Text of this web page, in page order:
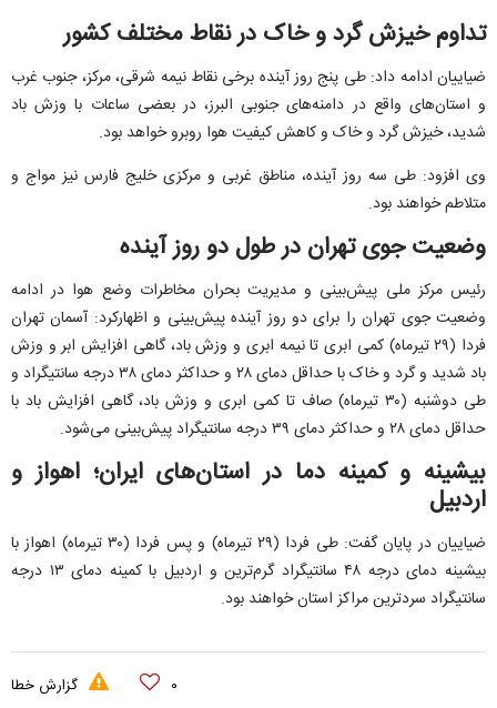
تداوم خیزش گرد و خاک در نقاط مختلف کشور
ضیاییان ادامه داد: طی پنج روز آینده برخی نقاط نیمه شرقی، مرکز، جنوب غرب
و استان‌های واقع در دامنه‌های جنوبی البرز، در بعضی ساعات با وزش باد
شدید، خیزش گرد و خاک و کاهش کیفیت هوا روبرو خواهد بود.
وی افزود: طی سه روز آینده، مناطق غربی و مرکزی خلیج فارس نیز مواج و
متلاطم خواهند بود.
وضعیت جوی تهران در طول دو روز آینده
رئیس مرکز ملی پیش‌بینی و مدیریت بحران مخاطرات وضع هوا در ادامه
وضعیت جوی تهران را برای دو روز آینده پیش‌بینی و اظهارکرد: آسمان تهران
فردا (۲۹ تیرماه) کمی ابری تا نیمه ابری و وزش باد،‌ گاهی افزایش ابر و وزش
باد شدید و گرد و خاک با حداقل دمای ۲۸ و حداکثر دمای ۳۸ درجه سانتیگراد و
طی ‌دوشنبه (۳۰ تیرماه) صاف تا کمی ابری و وزش باد،‌ گاهی افزایش باد با
حداقل دمای ۲۸ و حداکثر دمای ۳۹ درجه سانتیگراد پیش‌بینی می‌شود.
بیشینه و کمینه دما در استان‌های ایران؛ اهواز و
اردبیل
ضیاییان در پایان گفت: طی فردا (۲۹ تیرماه) و پس فردا (۳۰ تیرماه) اهواز با
بیشینه دمای درجه ۴۸ سانتیگراد گرم‌ترین و اردبیل با کمینه دمای ۱۳ درجه
سانتیگراد سردترین مراکز استان‌ خواهند بود.
۰ گزارش خطا